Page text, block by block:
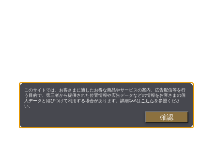
このサイトでは、お客さまに適したお得な商品やサービスの案内、広告配信等を行
う目的で、第三者から提供された位置情報や広告データなどの情報をお客さまの個
人データと結びつけて利用する場合があります。詳細Q&Aは こちら を参照くださ
い。
確認